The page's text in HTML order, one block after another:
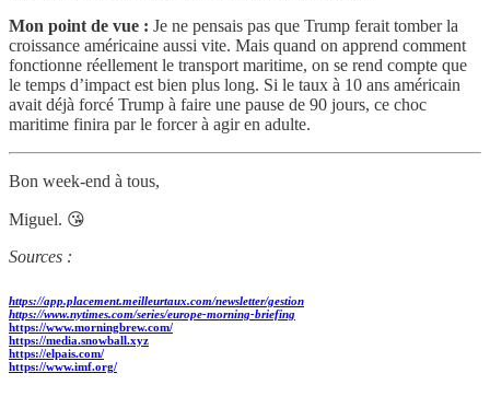
Mon point de vue : Je ne pensais pas que Trump ferait tomber la
croissance américaine aussi vite. Mais quand on apprend comment
fonctionne réellement le transport maritime, on se rend compte que
le temps d’impact est bien plus long. Si le taux à 10 ans américain
avait déjà forcé Trump à faire une pause de 90 jours, ce choc
maritime finira par le forcer à agir en adulte.
Bon week-end à tous,
Miguel. 😘
Sources :
https://app.placement.meilleurtaux.com/newsletter/gestion
https://www.nytimes.com/series/europe-morning-briefing
https://www.morningbrew.com/
https://media.snowball.xyz
https://elpais.com/
https://www.imf.org/